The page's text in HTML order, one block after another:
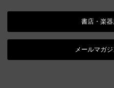
書店・楽
メールマガ